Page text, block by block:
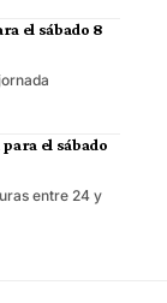
el sábado 8
el sábado
entre 24 y